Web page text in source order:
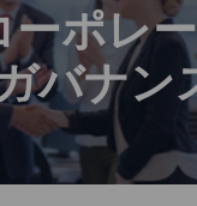
ーポレ
バナン